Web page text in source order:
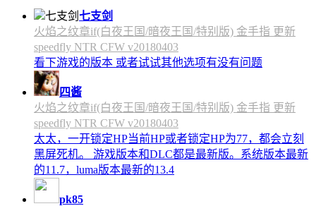
七支剑
火焰之纹章if(白夜王国/暗夜王国/特别版) 金手指 更新
speedfly NTR CFW v20180403
看下游戏的版本 或者试试其他选项有没有问题
四酱
火焰之纹章if(白夜王国/暗夜王国/特别版) 金手指 更新
speedfly NTR CFW v20180403
太太，一开锁定HP当前HP或者锁定HP为77，都会立刻
黑屏死机。 游戏版本和DLC都是最新版。系统版本最新
的11.7，luma版本最新的13.4
pk85